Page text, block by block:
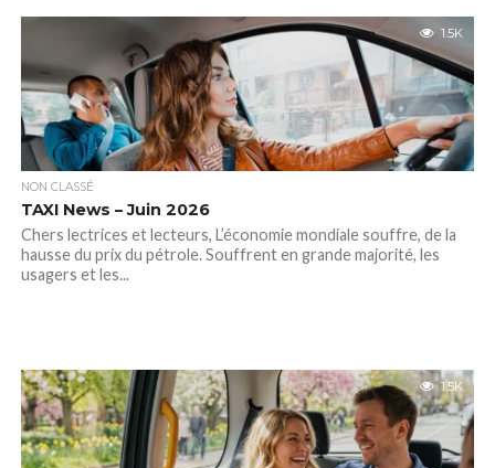
1.5K
NON CLASSÉ
TAXI News – Juin 2026
Chers lectrices et lecteurs, L’économie mondiale souffre, de la
hausse du prix du pétrole. Souffrent en grande majorité, les
usagers et les...
1.5K